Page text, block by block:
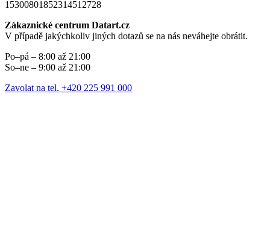
15300801852314512728
Zákaznické centrum Datart.cz
V případě jakýchkoliv jiných dotazů se na nás neváhejte obrátit.
Po–pá – 8:00 až 21:00
So–ne – 9:00 až 21:00
Zavolat na tel. +420 225 991 000